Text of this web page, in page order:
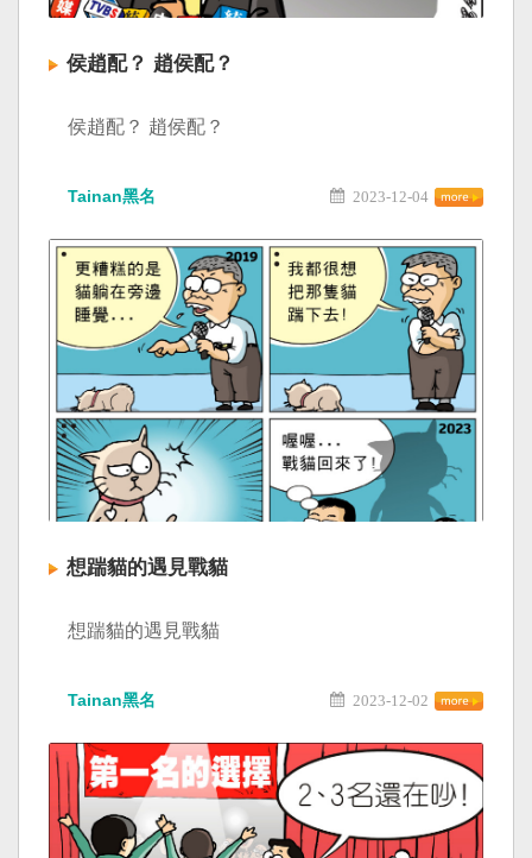
侯趙配？ 趙侯配？
侯趙配？ 趙侯配？
Tainan黑名 2023-12-04
想踹貓的遇見戰貓
想踹貓的遇見戰貓
Tainan黑名 2023-12-02